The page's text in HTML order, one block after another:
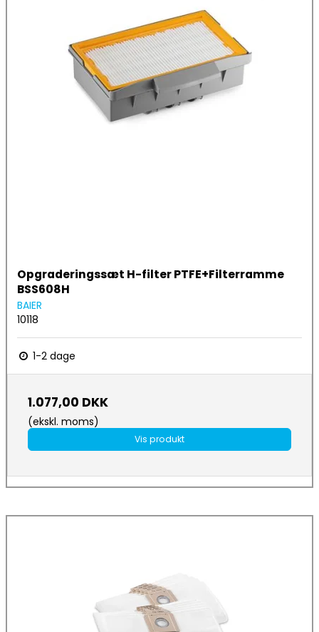
Opgraderingssæt H-filter PTFE+Filterramme
BSS608H
BAIER
10118
1-2 dage
1.077,00 DKK
(ekskl. moms)
Vis produkt